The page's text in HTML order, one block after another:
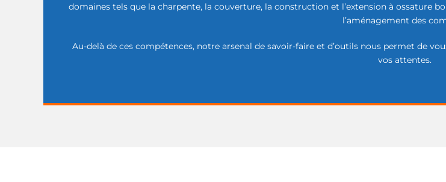
domaines tels que la charpente, la couverture, la construction et l’extension à ossature
l’aménagement des
Au-delà de ces compétences, notre arsenal de savoir-faire et d’outils nous permet de
vos attentes.